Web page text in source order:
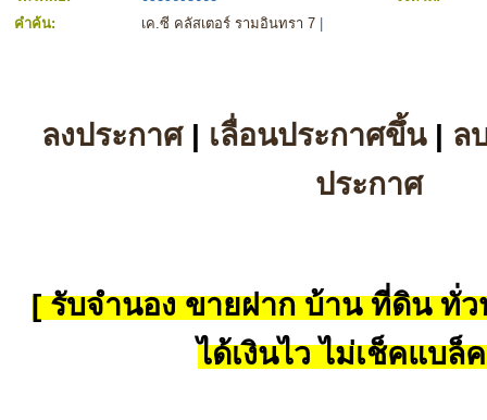
คำค้น:
เค.ซี คลัสเตอร์ รามอินทรา 7
ลงประกาศ| เลื่อนประกาศขึ้น| ล
ประกาศ
[ รับจำนอง ขายฝาก บ้าน ที่ดิน ทั่ว
ได้เงินไว ไม่เช็คแบล็